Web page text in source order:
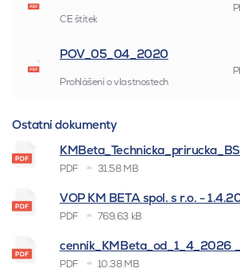
CE štítek
POV_05_04_2020
Prohlášení o vlastnostech
Ostatní dokumenty
PDF 31.58 MB
VOP KM BETA spol. s r.o. -
PDF 769.63 kB
cenník_KMBeta_od_1_4_2026
PDF 10.38 MB